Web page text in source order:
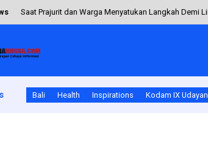
‎Saat Prajurit dan Warga Menyatukan Langkah Demi
Jaga Ekosistem dan Lingkungan, Satgas Pamtas
Bali Health Inspirations Kodam IX